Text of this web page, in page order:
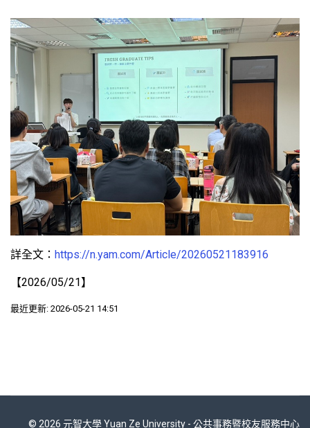
詳全文： https://n.yam.com/Article/20260521183916
【2026/05/21】
最近更新: 2026-05-21 14:51
© 2026 元智大學 Yuan Ze University - 公共事務暨校友服務中心